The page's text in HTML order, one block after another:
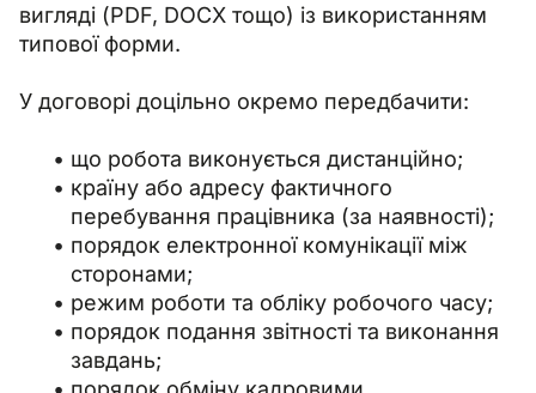
вигляді (PDF, DOCX тощо) із використанням
типової форми.
У договорі доцільно окремо передбачити:
що робота виконується дистанційно;
країну або адресу фактичного
перебування працівника (за наявності);
порядок електронної комунікації між
сторонами;
режим роботи та обліку робочого часу;
порядок подання звітності та виконання
завдань;